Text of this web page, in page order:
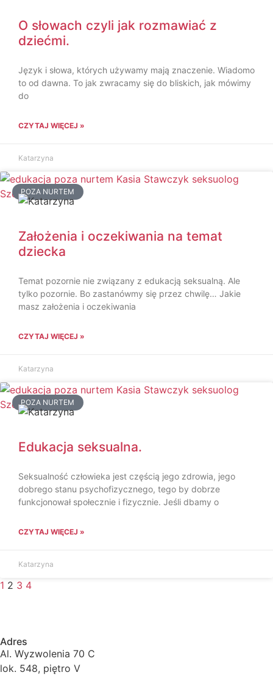
O słowach czyli jak rozmawiać z
dziećmi.
Język i słowa, których używamy mają znaczenie. Wiadomo
to od dawna. To jak zwracamy się do bliskich, jak mówimy
do
CZYTAJ WIĘCEJ »
Katarzyna
POZA NURTEM
Założenia i oczekiwania na temat
dziecka
Temat pozornie nie związany z edukacją seksualną. Ale
tylko pozornie. Bo zastanówmy się przez chwilę… Jakie
masz założenia i oczekiwania
CZYTAJ WIĘCEJ »
Katarzyna
POZA NURTEM
Edukacja seksualna.
Seksualność człowieka jest częścią jego zdrowia, jego
dobrego stanu psychofizycznego, tego by dobrze
funkcjonował społecznie i fizycznie. Jeśli dbamy o
CZYTAJ WIĘCEJ »
Katarzyna
1 2 3 4
Adres
Al. Wyzwolenia 70 C
lok. 548, piętro V